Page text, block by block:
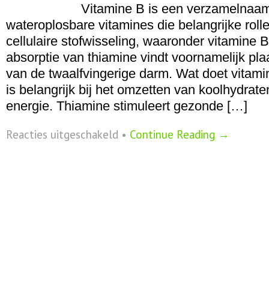
Vitamine B is een
wateroplosbare vitamines die belangrijke
cellulaire stofwisseling, waaronder vitamine
absorptie van thiamine vindt voornamelijk
van de twaalfvingerige darm. Wat doet
is belangrijk bij het omzetten van
energie. Thiamine stimuleert gezonde […]
Reacties uitgeschakeld voor
Vitamine
• Continue Reading →